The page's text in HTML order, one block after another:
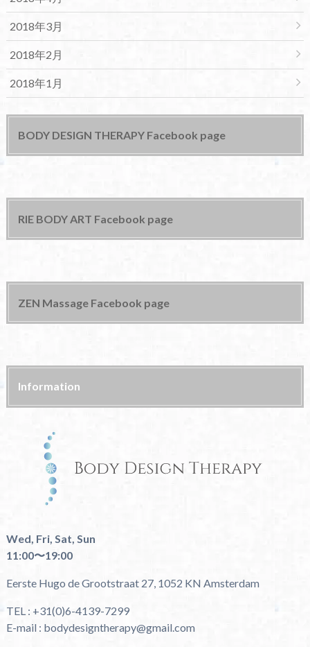
2018年3月
2018年2月
2018年1月
BODY DESIGN THERAPY Facebook page
RIE BODY ART Facebook page
ZEN Massage Facebook page
Information
Wed, Fri, Sat, Sun
11:00〜19:00
Eerste Hugo de Grootstraat 27, 1052 KN Amsterdam
TEL : +31(0)6-4139-7299
E-mail : bodydesigntherapy@gmail.com